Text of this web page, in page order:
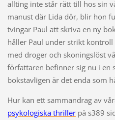
allting inte står rätt till hos sin
manust där Lida dör, blir hon
tvingar Paul att skriva en ny
håller Paul under strikt
med droger och skoningslöst
författaren befinner sig nu i en
bokstavligen är det enda som
Hur kan ett sammandrag av
psykologiska thrillerpå s389